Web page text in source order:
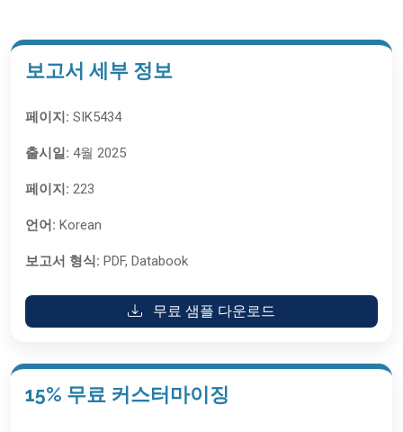
보고서 세부 정보
페이지: SIK5434
출시일: 4월 2025
페이지: 223
언어: Korean
보고서 형식: PDF, Databook
무료 샘플 다운로드
15% 무료 커스터마이징